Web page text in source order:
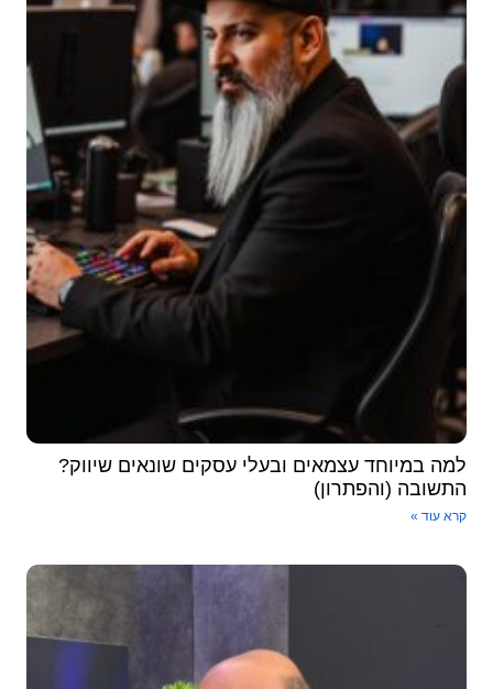
למה במיוחד עצמאים ובעלי עסקים שונאים שיווק?
התשובה (והפתרון)
קרא עוד »